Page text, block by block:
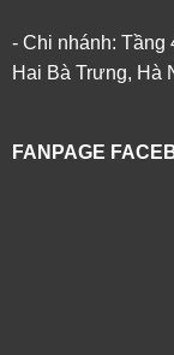
- Chi nhánh: Tầng
Hai Bà Trưng, Hà
FANPAGE